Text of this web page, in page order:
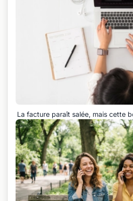
La facture paraît salée, mais cette